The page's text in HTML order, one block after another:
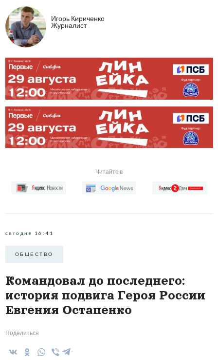
Игорь Кириченко
Журналист
Читайте в
сегодня 16:41
ОБЩЕСТВО
Командовал до последнего:
история подвига Героя России
Евгения Остапенко
Поделиться